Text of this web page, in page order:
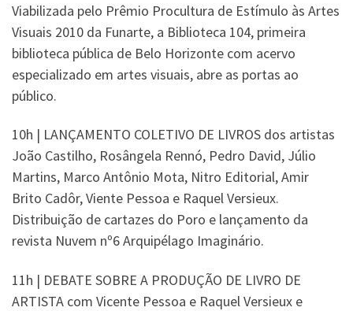
Viabilizada pelo Prêmio Procultura de Estímulo às Artes
Visuais 2010 da Funarte, a Biblioteca 104, primeira
biblioteca pública de Belo Horizonte com acervo
especializado em artes visuais, abre as portas ao
público.
10h | LANÇAMENTO COLETIVO DE LIVROS dos artistas
João Castilho, Rosângela Rennó, Pedro David, Júlio
Martins, Marco Antônio Mota, Nitro Editorial, Amir
Brito Cadôr, Viente Pessoa e Raquel Versieux.
Distribuição de cartazes do Poro e lançamento da
revista Nuvem nº6 Arquipélago Imaginário.
11h | DEBATE SOBRE A PRODUÇÃO DE LIVRO DE
ARTISTA com Vicente Pessoa e Raquel Versieux e